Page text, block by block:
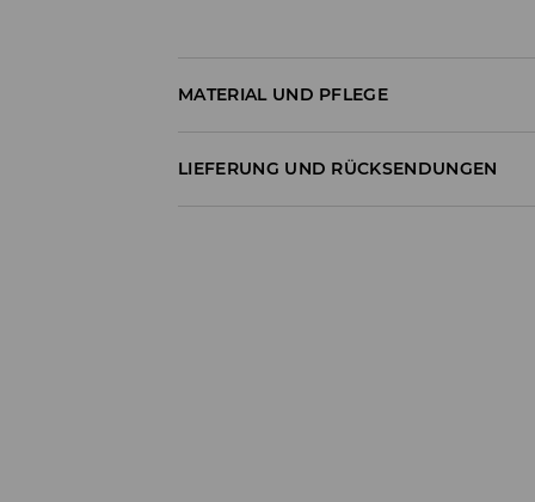
MATERIAL UND PFLEGE
LIEFERUNG UND RÜCKSENDUNGEN